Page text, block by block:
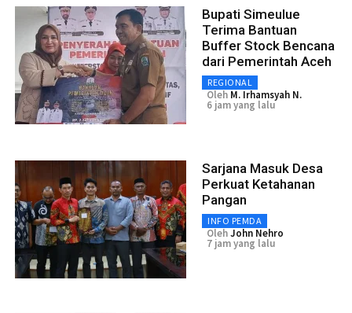
Bupati Simeulue
Terima Bantuan
Buffer Stock Bencana
dari Pemerintah Aceh
REGIONAL
Oleh M. Irhamsyah N.
6 jam yang lalu
Sarjana Masuk Desa
Perkuat Ketahanan
Pangan
INFO PEMDA
OlehJohn Nehro
7 jam yang lalu